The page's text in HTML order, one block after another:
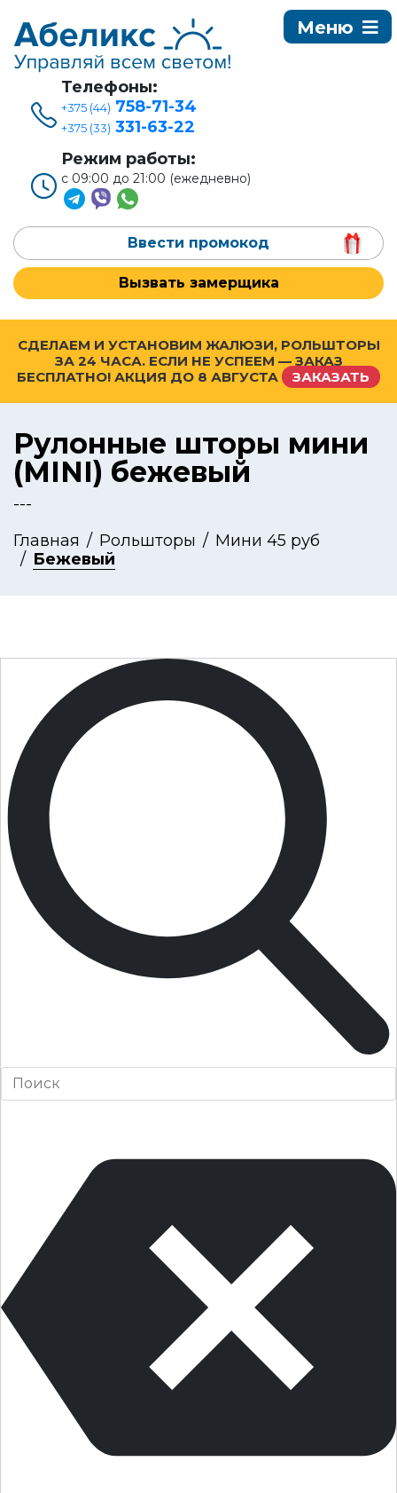
Телефоны:
+375 (44) 758-71-34
+375 (33) 331-63-22
Режим работы:
с 09:00 до 21:00 (ежедневно)
Ввести промокод
Вызвать замерщика
СДЕЛАЕМ И УСТАНОВИМ ЖАЛЮЗИ, РОЛЬШТОРЫ
ЗА 24 ЧАСА. ЕСЛИ НЕ УСПЕЕМ — ЗАКАЗ
БЕСПЛАТНО! АКЦИЯ ДО 8 АВГУСТА ЗАКАЗАТЬ
Рулонные шторы мини
(MINI) бежевый
---
Главная
Рольшторы
Мини 45 руб
Бежевый